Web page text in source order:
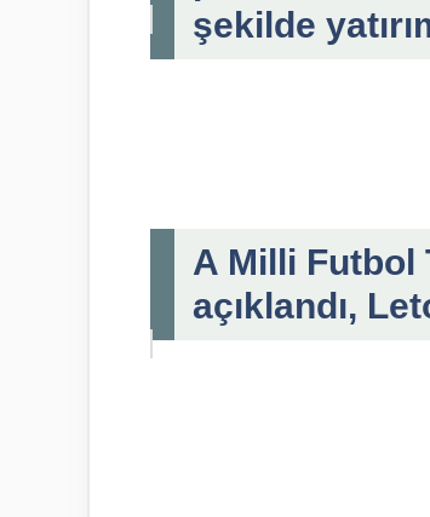
şekilde
A Milli Futbol
açıklandı,